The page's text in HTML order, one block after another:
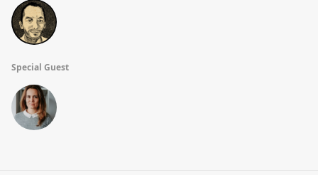
Special Guest